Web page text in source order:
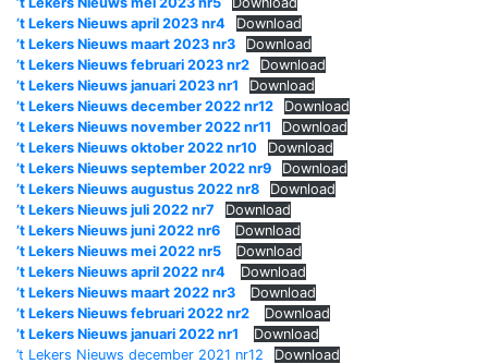
’t Lekers Nieuws april 2023 nr4
Download
’t Lekers Nieuws maart 2023 nr3
Download
’t Lekers Nieuws februari 2023 nr2
Download
’t Lekers Nieuws januari 2023 nr1
Download
’t Lekers Nieuws december 2022 nr12
Download
’t Lekers Nieuws november 2022 nr11
Download
’t Lekers Nieuws oktober 2022 nr10
Download
’t Lekers Nieuws september 2022 nr9
Download
’t Lekers Nieuws augustus 2022 nr8
Download
’t Lekers Nieuws juli 2022 nr7
Download
’t Lekers Nieuws juni 2022 nr6
Download
’t Lekers Nieuws mei 2022 nr5
Download
’t Lekers Nieuws april 2022 nr4
Download
’t Lekers Nieuws maart 2022 nr3
Download
’t Lekers Nieuws februari 2022 nr2
Download
’t Lekers Nieuws januari 2022 nr1
Download
’t Lekers Nieuws december 2021 nr12
Download